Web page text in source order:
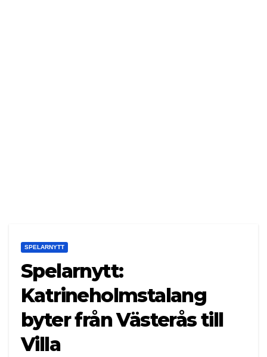
SPELARNYTT
Spelarnytt:
Katrineholmstalang
byter från Västerås till
Villa